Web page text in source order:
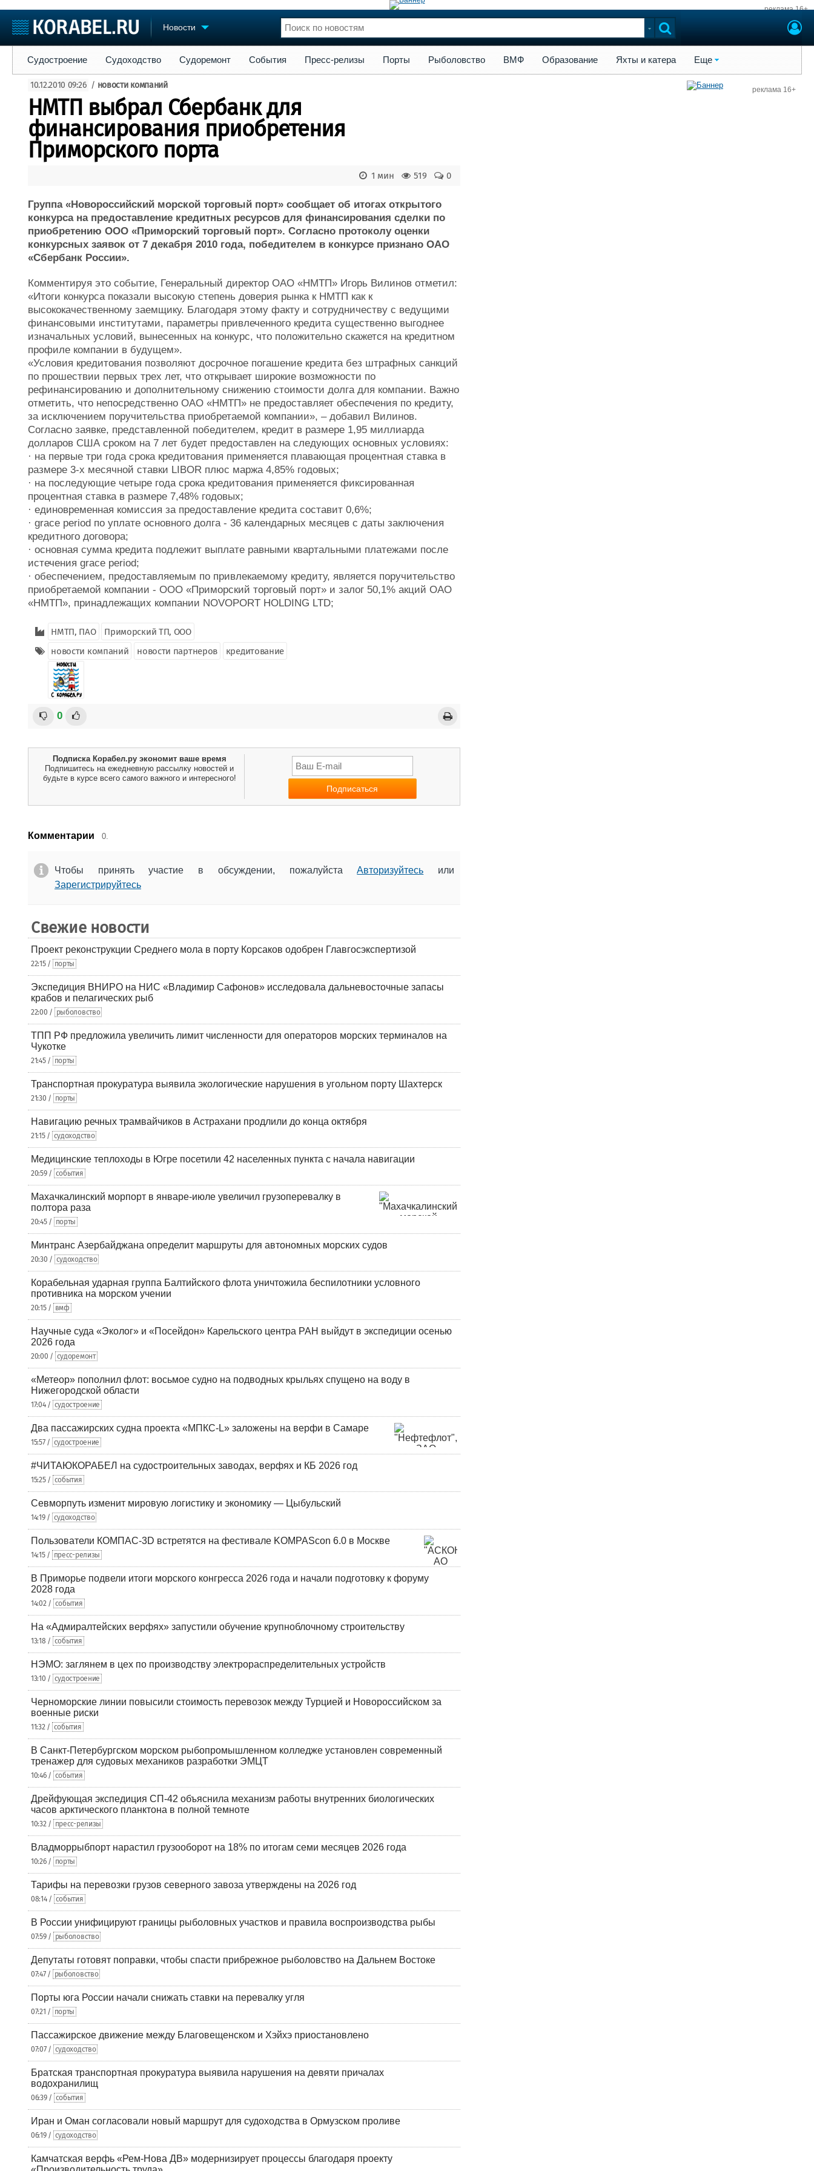
реклама 16+
Новости
Судостроение
Пульс
Новости
Компании
Репутация
Работа
Крюинг
Торговая площадка
Доска объявлений
Продажа флота
Оборудование
Изделия
Материалы
Конференции
Личности
Словарь
Флот
Судостроение Судоходство Судоремонт События Пресс-релизы Порты Рыболовство ВМФ Образование Яхты и катера Еще
10.12.2010 09:26 / новости компаний
НМТП выбрал Сбербанк для
финансирования приобретения
Приморского порта
0
519
1 мин
Группа «Новороссийский морской торговый порт» сообщает об итогах открытого
конкурса на предоставление кредитных ресурсов для финансирования сделки по
приобретению ООО «Приморский торговый порт». Согласно протоколу оценки
конкурсных заявок от 7 декабря 2010 года, победителем в конкурсе признано ОАО
«Сбербанк России».
Комментируя это событие, Генеральный директор ОАО «НМТП» Игорь Вилинов отметил:
«Итоги конкурса показали высокую степень доверия рынка к НМТП как к
высококачественному заемщику. Благодаря этому факту и сотрудничеству с ведущими
финансовыми институтами, параметры привлеченного кредита существенно выгоднее
изначальных условий, вынесенных на конкурс, что положительно скажется на кредитном
профиле компании в будущем».
«Условия кредитования позволяют досрочное погашение кредита без штрафных санкций
по прошествии первых трех лет, что открывает широкие возможности по
рефинансированию и дополнительному снижению стоимости долга для компании. Важно
отметить, что непосредственно ОАО «НМТП» не предоставляет обеспечения по кредиту,
за исключением поручительства приобретаемой компании», – добавил Вилинов.
Согласно заявке, представленной победителем, кредит в размере 1,95 миллиарда
долларов США сроком на 7 лет будет предоставлен на следующих основных условиях:
· на первые три года срока кредитования применяется плавающая процентная ставка в
размере 3-х месячной ставки LIBOR плюс маржа 4,85% годовых;
· на последующие четыре года срока кредитования применяется фиксированная
процентная ставка в размере 7,48% годовых;
· единовременная комиссия за предоставление кредита составит 0,6%;
· grace period по уплате основного долга - 36 календарных месяцев с даты заключения
кредитного договора;
· основная сумма кредита подлежит выплате равными квартальными платежами после
истечения grace period;
· обеспечением, предоставляемым по привлекаемому кредиту, является поручительство
приобретаемой компании - ООО «Приморский торговый порт» и залог 50,1% акций ОАО
«НМТП», принадлежащих компании NOVOPORT HOLDING LTD;
НМТП, ПАО
Приморский ТП, ООО
новости компаний
новости партнеров кредитование
0
Подписка Корабел.ру экономит ваше время
Подпишитесь на ежедневную рассылку новостей и
будьте в курсе всего самого важного и интересного!
Комментарии 0.
Чтобы принять участие в обсуждении, пожалуйстаАвторизуйтесь или
Зарегистрируйтесь
Свежие новости
Проект реконструкции Среднего мола в порту Корсаков одобрен Главгосэкспертизой
22:15 / порты
Экспедиция ВНИРО на НИС «Владимир Сафонов» исследовала дальневосточные запасы
крабов и пелагических рыб
22:00 / рыболовство
ТПП РФ предложила увеличить лимит численности для операторов морских терминалов на
Чукотке
21:45 / порты
Транспортная прокуратура выявила экологические нарушения в угольном порту Шахтерск
21:30 / порты
Навигацию речных трамвайчиков в Астрахани продлили до конца октября
21:15 / судоходство
Медицинские теплоходы в Югре посетили 42 населенных пункта с начала навигации
20:59 / события
Махачкалинский морпорт в январе-июле увеличил грузоперевалку в
полтора раза
20:45 / порты
Минтранс Азербайджана определит маршруты для автономных морских судов
20:30 / судоходство
Корабельная ударная группа Балтийского флота уничтожила беспилотники условного
противника на морском учении
20:15 / вмф
Научные суда «Эколог» и «Посейдон» Карельского центра РАН выйдут в экспедиции осенью
2026 года
20:00 / судоремонт
«Метеор» пополнил флот: восьмое судно на подводных крыльях спущено на воду в
Нижегородской области
17:04 / судостроение
Два пассажирских судна проекта «МПКС-L» заложены на верфи в Самаре
15:57 / судостроение
#ЧИТАЮКОРАБЕЛ на судостроительных заводах, верфях и КБ 2026 год
15:25 / события
Севморпуть изменит мировую логистику и экономику — Цыбульский
14:19 / судоходство
Пользователи КОМПАС-3D встретятся на фестивале KOMPAScon 6.0 в Москве
14:15 / пресс-релизы
В Приморье подвели итоги морского конгресса 2026 года и начали подготовку к форуму
2028 года
14:02 / события
На «Адмиралтейских верфях» запустили обучение крупноблочному строительству
13:18 / события
НЭМО: заглянем в цех по производству электрораспределительных устройств
13:10 / судостроение
Черноморские линии повысили стоимость перевозок между Турцией и Новороссийском за
военные риски
11:32 / события
В Санкт-Петербургском морском рыбопромышленном колледже установлен современный
тренажер для судовых механиков разработки ЭМЦТ
10:46 / события
Дрейфующая экспедиция СП-42 объяснила механизм работы внутренних биологических
часов арктического планктона в полной темноте
10:32 / пресс-релизы
Владморрыбпорт нарастил грузооборот на 18% по итогам семи месяцев 2026 года
10:26 / порты
Тарифы на перевозки грузов северного завоза утверждены на 2026 год
08:14 / события
В России унифицируют границы рыболовных участков и правила воспроизводства рыбы
07:59 / рыболовство
Депутаты готовят поправки, чтобы спасти прибрежное рыболовство на Дальнем Востоке
07:47 / рыболовство
Порты юга России начали снижать ставки на перевалку угля
07:21 / порты
Пассажирское движение между Благовещенском и Хэйхэ приостановлено
07:07 / судоходство
Братская транспортная прокуратура выявила нарушения на девяти причалах
водохранилищ
06:39 / события
Иран и Оман согласовали новый маршрут для судоходства в Ормузском проливе
06:19 / судоходство
Камчатская верфь «Рем-Нова ДВ» модернизирует процессы благодаря проекту
реклама 16+